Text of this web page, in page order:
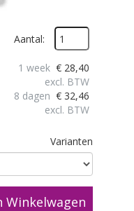
Aantal:
8 dagen € 32,46
excl. BTW
1 week € 28,40
excl. BTW
Varianten
Winkelwagen